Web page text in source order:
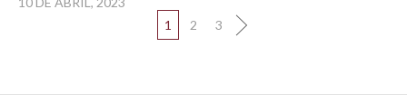
1
2 3